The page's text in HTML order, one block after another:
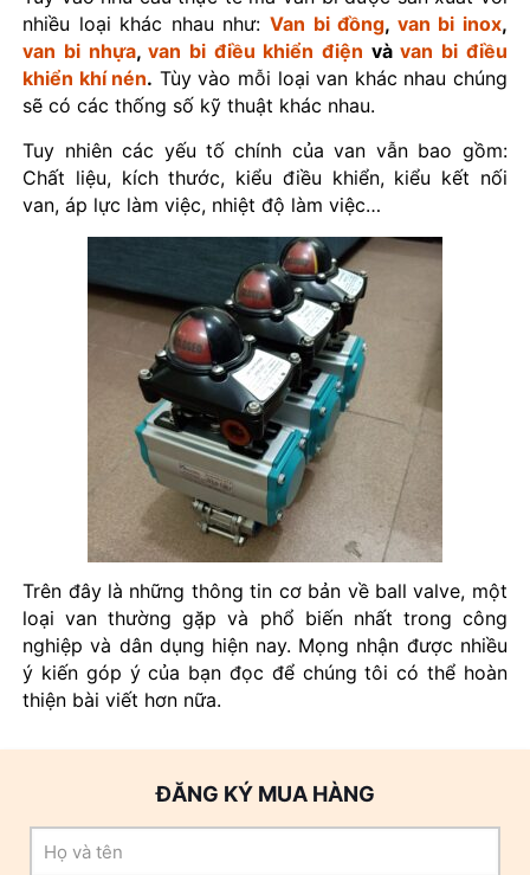
nhiều loại khác nhau như: Van bi đồng, van bi inox,
van bi nhựa,van bi điều khiển điện vàvan bi điều
khiển khí nén. Tùy vào mỗi loại van khác nhau chúng
sẽ có các thống số kỹ thuật khác nhau.
Tuy nhiên các yếu tố chính của van vẫn bao gồm:
Chất liệu, kích thước, kiểu điều khiển, kiểu kết nối
van, áp lực làm việc, nhiệt độ làm việc…
Trên đây là những thông tin cơ bản về ball valve, một
loại van thường gặp và phổ biến nhất trong công
nghiệp và dân dụng hiện nay. Mọng nhận được nhiều
ý kiến góp ý của bạn đọc để chúng tôi có thể hoàn
thiện bài viết hơn nữa.
ĐĂNG KÝ MUA HÀNG